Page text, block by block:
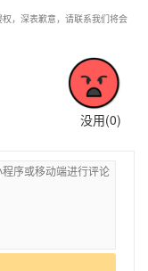
，深表歉意，请联系我们将会
没用(0)